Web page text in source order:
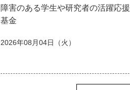
障害のある学生や研究者の活躍応援
基金
2026年08月04日（火）